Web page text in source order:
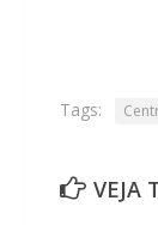
Tags:
VEJA